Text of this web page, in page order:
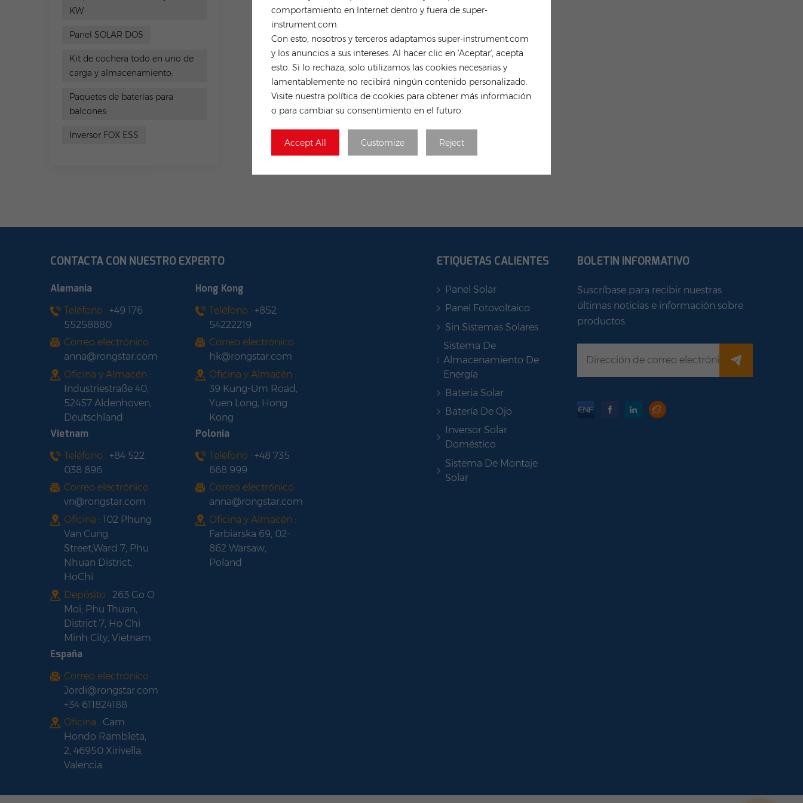
comportamiento en Internet dentro y fuera de super-
instrument.com.
Con esto, nosotros y terceros adaptamos super-instrument.com
y los anuncios a sus intereses. Al hacer clic en 'Aceptar', acepta
esto. Si lo rechaza, solo utilizamos las cookies necesarias y
lamentablemente no recibirá ningún contenido personalizado.
Visite nuestra política de cookies para obtener más información
o para cambiar su consentimiento en el futuro.
Accept All Customize Reject
KW
Panel SOLAR DOS
Kit de cochera todo en uno de
carga y almacenamiento:
Paquetes de baterías para
balcones:
Inversor FOX ESS
CONTACTA CON NUESTRO EXPERTO
Alemania
Teléfono : +49 176
55258880
Correo electrónico :
anna@rongstar.com
Oficina y Almacén :
Industriestraße 40,
52457 Aldenhoven,
Deutschland
Hong Kong
Teléfono :+852
54222219
Correo electrónico :
hk@rongstar.com
Oficina y Almacén :
39 Kung-Um Road,
Yuen Long, Hong
Kong
Vietnam
Teléfono : +84 522
038 896
Correo electrónico :
vn@rongstar.com
Oficina : 102 Phung
Van Cung
Street,Ward 7, Phu
Nhuan District,
HoChi
Depósito : 263 Go O
Moi, Phu Thuan,
District 7, Ho Chi
Minh City, Vietnam
Polonia
Teléfono :+48 735
668 999
Correo electrónico :
anna@rongstar.com
Oficina y Almacén :
Farbiarska 69, 02-
862 Warsaw,
Poland
España
Correo electrónico :
Jordi@rongstar.com
+34 611824188
Oficina : Cam.
Hondo Rambleta,
2, 46950 Xirivella,
Valencia
ETIQUETAS CALIENTES
Panel Solar
Panel Fotovoltaico
Sin Sistemas Solares
Sistema De
Almacenamiento De
Energía
Bateria Solar
Batería De Ojo
Inversor Solar
Doméstico
Sistema De Montaje
Solar
BOLETIN INFORMATIVO
Suscríbase para recibir nuestras
últimas noticias e información sobre
productos.